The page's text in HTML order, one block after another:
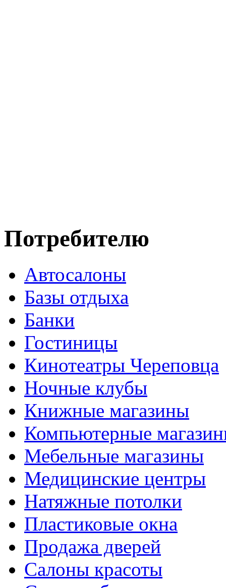
Потребителю
Автосалоны
Базы отдыха
Банки
Гостиницы
Кинотеатры Череповца
Ночные клубы
Книжные магазины
Компьютерные
Мебельные магазины
Медицинские центры
Натяжные потолки
Пластиковые окна
Продажа дверей
Салоны красоты